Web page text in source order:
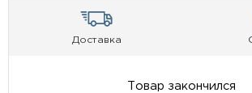
Доставка
Товар закончился